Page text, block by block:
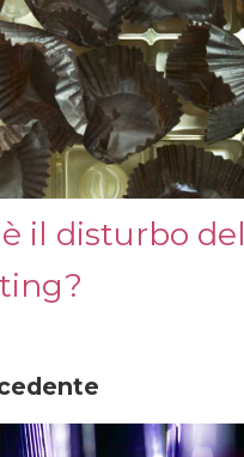
il disturbo del